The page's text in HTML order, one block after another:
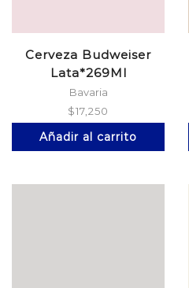
Cerveza Budweiser
Lata*269Ml
Bavaria
$17,250
Añadir al carrito